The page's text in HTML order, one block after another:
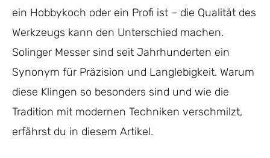
ein Hobbykoch oder ein Profi ist – die Qualität des
Werkzeugs kann den Unterschied machen.
Solinger Messer sind seit Jahrhunderten ein
Synonym für Präzision und Langlebigkeit. Warum
diese Klingen so besonders sind und wie die
Tradition mit modernen Techniken verschmilzt,
erfährst du in diesem Artikel.